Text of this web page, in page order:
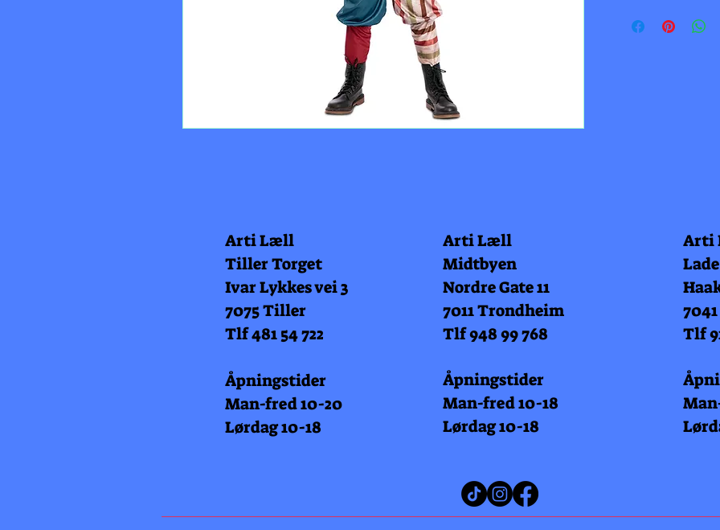
Arti Læll
Tiller Torget
Ivar Lykkes vei 3
7075 Tiller
Tlf 481 54 722
Åpningstider
Man-fred 10-20
Lørdag 10-18
Arti Læll
Midtbyen
Nordre Gate 11
7011 Trondheim
Tlf 948 99 768
Åpningstider
Man-fred 10-18
Lørdag 10-18
Arti
Tlf